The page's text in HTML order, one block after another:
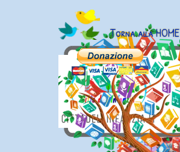
Torna alla HOME